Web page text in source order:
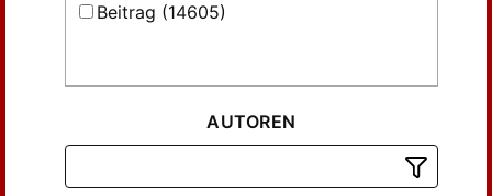
Beitrag (14605)
AUTOREN